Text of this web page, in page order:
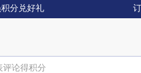
分兑好礼
评论得积分